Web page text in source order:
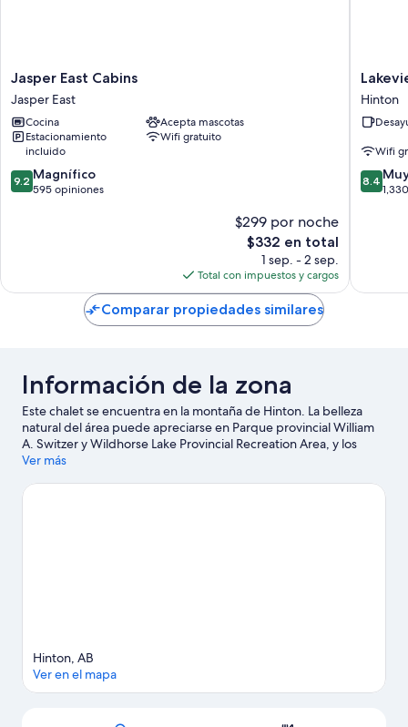
Jasper
East
Cabins
Jasper
East
Jasper East Cabins
Jasper East
Cocina
Acepta mascotas
Estacionamiento
incluido
Wifi gratuito
9.2
de
9.2 Magnífico
595 opiniones
$299 por noche
El
precio
actual
es
de
$332
$332 en total
1 sep. - 2 sep.
Total con impuestos y cargos
Inns
&
Suites
Hinton
Hinton
Hinton
Wifi
8.4
de
8.4
Comparar propiedades similares
Información de la zona
Este chalet se encuentra en la montaña de Hinton. La belleza
natural del área puede apreciarse en Parque provincial William
A. Switzer y Wildhorse Lake Provincial Recreation Area, y los
puntos de interés incluyen AirPlay Trampoline Park & Escape
asistir a un evento o partido mientras estás en la ciudad?
Ver más
Sección del mapa
Hinton, AB
Ver en el mapa